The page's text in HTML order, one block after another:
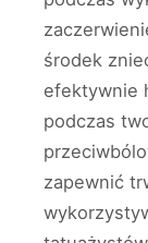
środek
efektywnie
podczas
zapewnić